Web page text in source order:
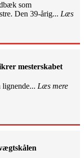
som
Den 39-årig... Læs
mesterskabet
Læs mere